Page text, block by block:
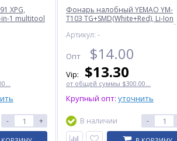
XPG,
in-1 multitool
- +
Фонарь налобный YEMAO YM-
T103 TG+SMD(White+Red), Li-Ion
аккумулятор, ЗУ Type-C, Internal
battery
Артикул: -
Опт $14.00
Vip: $13.30
от общей суммы $300.00...
Крупный опт: уточнить
В наличии -